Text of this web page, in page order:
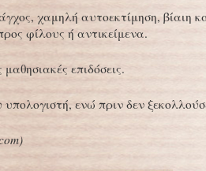
χαμηλή αυτοεκτίμηση, βίαιη
φίλους ή αντικείμενα.
επιδόσεις.
ενώ πριν δεν